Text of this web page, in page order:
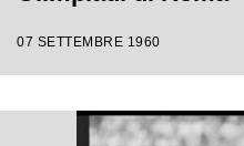
07 SETTEMBRE 1960